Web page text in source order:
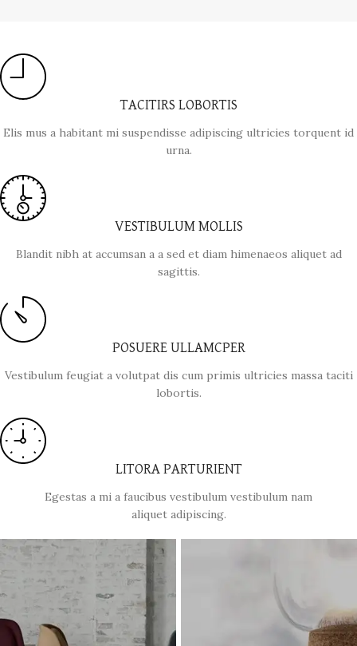
TACITIRS LOBORTIS
Elis mus a habitant mi suspendisse adipiscing ultricies torquent id
urna.
VESTIBULUM MOLLIS
Blandit nibh at accumsan a a sed et diam himenaeos aliquet ad
sagittis.
POSUERE ULLAMCPER
Vestibulum feugiat a volutpat dis cum primis ultricies massa taciti
lobortis.
LITORA PARTURIENT
Egestas a mi a faucibus vestibulum vestibulum nam
aliquet adipiscing.